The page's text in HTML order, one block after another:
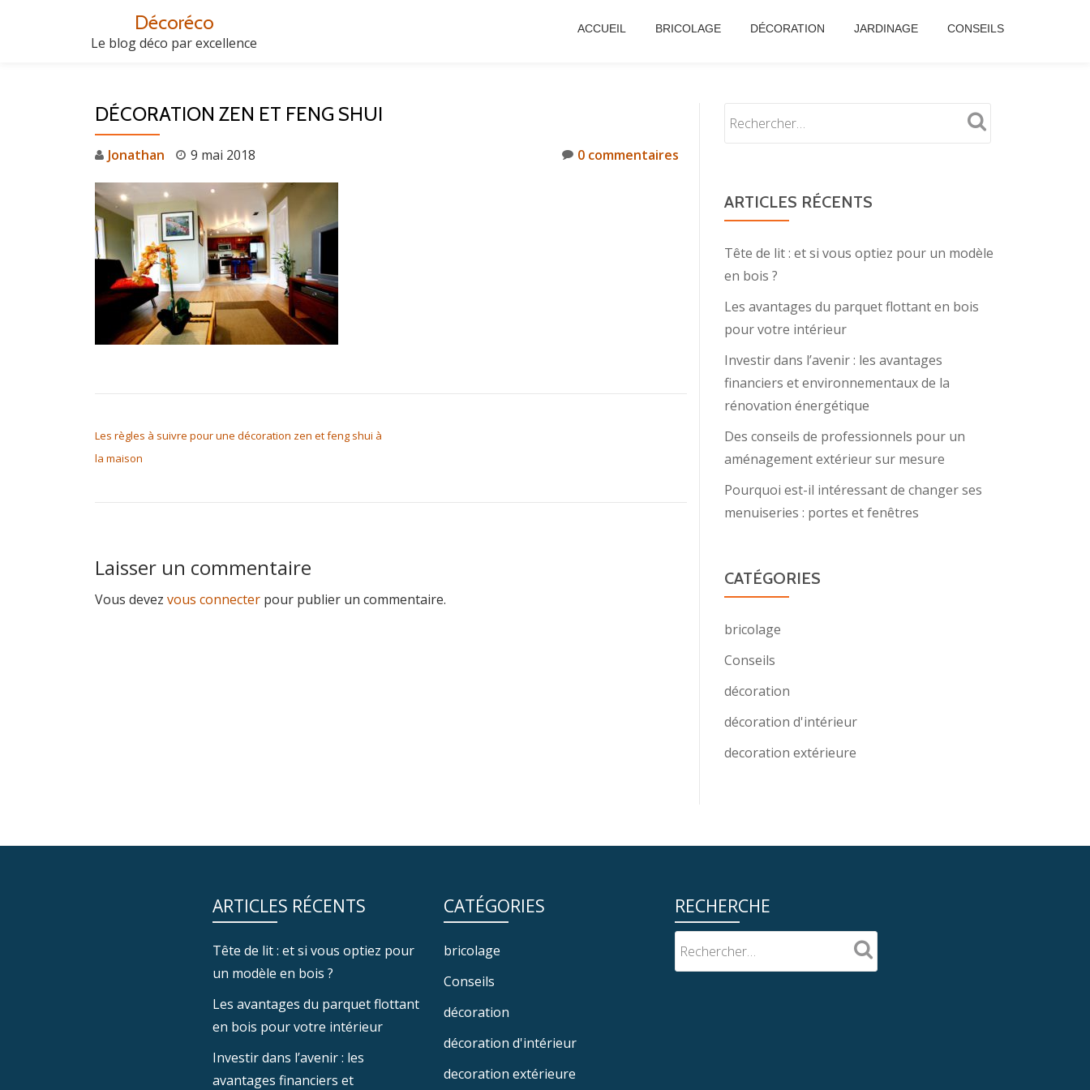
Décoréco
Le blog déco par excellence
ACCUEIL BRICOLAGE DÉCORATION JARDINAGE CONSEILS
DÉCORATION ZEN ET FENG SHUI
Jonathan 9 mai 2018 0 commentaires
Les règles à suivre pour une décoration zen et feng shui à
la maison
Laisser un commentaire
Vous devez vous connecter pour publier un commentaire.
ARTICLES RÉCENTS
Tête de lit : et si vous optiez pour un modèle
en bois ?
Les avantages du parquet flottant en bois
pour votre intérieur
Investir dans l’avenir : les avantages
financiers et environnementaux de la
rénovation énergétique
Des conseils de professionnels pour un
aménagement extérieur sur mesure
Pourquoi est-il intéressant de changer ses
menuiseries : portes et fenêtres
CATÉGORIES
bricolage
Conseils
décoration
décoration d'intérieur
decoration extérieure
ARTICLES RÉCENTS
Tête de lit : et si vous optiez pour
un modèle en bois ?
Les avantages du parquet flottant
en bois pour votre intérieur
Investir dans l’avenir : les
avantages financiers et
CATÉGORIES
bricolage
Conseils
décoration
décoration d'intérieur
decoration extérieure
RECHERCHE